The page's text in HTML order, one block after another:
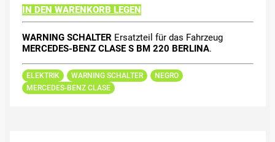
IN DEN WARENKORB LEGEN
WARNING SCHALTER Ersatzteil für das Fahrzeug
MERCEDES-BENZ CLASE S BM 220 BERLINA.
ELEKTRIK WARNING SCHALTER
NEGRO
MERCEDES-BENZ CLASE